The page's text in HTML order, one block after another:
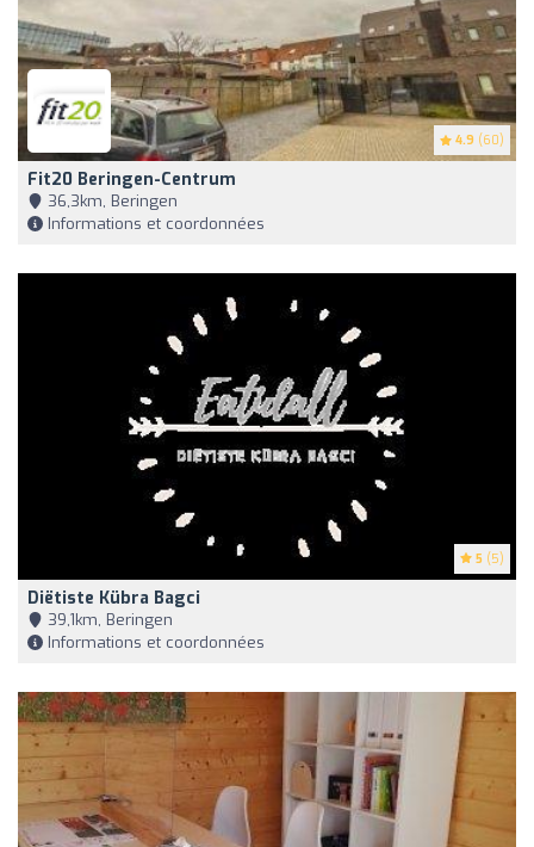
4.9 (60)
Fit20 Beringen-Centrum
36,3km, Beringen
Informations et coordonnées
5 (5)
Diëtiste Kübra Bagci
39,1km, Beringen
Informations et coordonnées